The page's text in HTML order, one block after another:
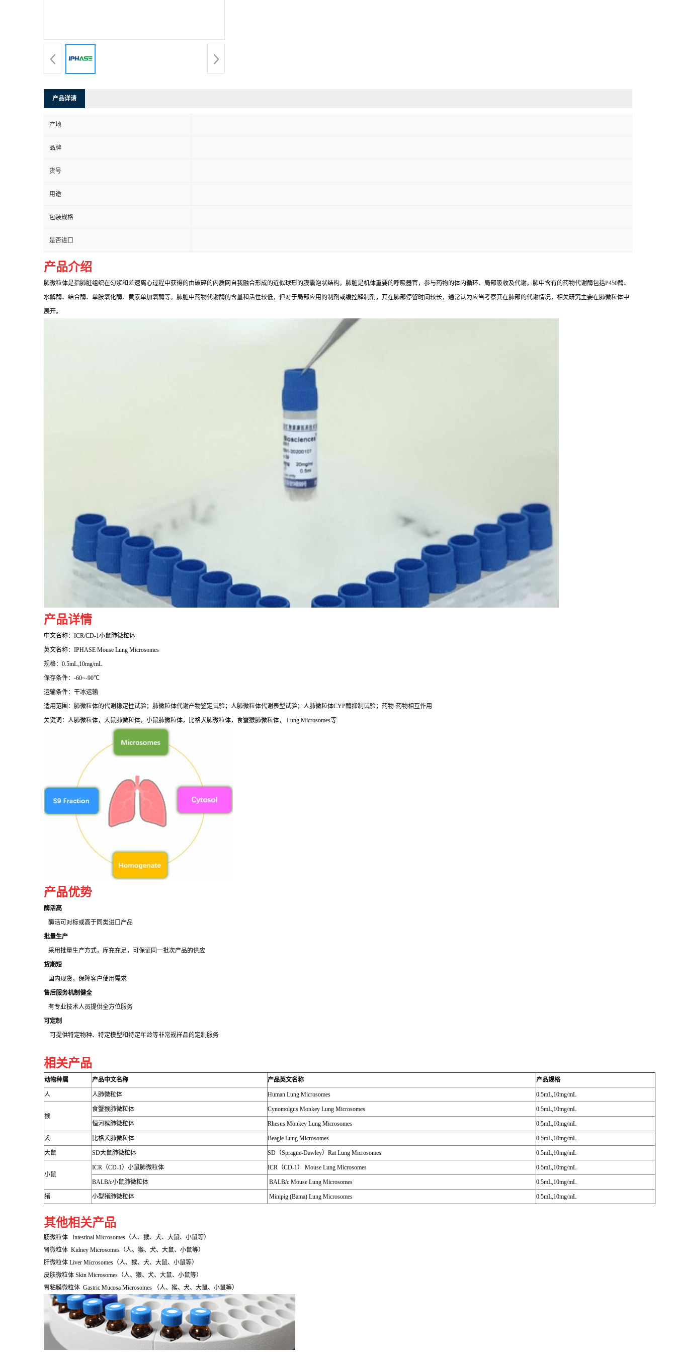
产品详请
产地
品牌
货号
用途
包装规格
是否进口
产品介绍
肺微粒体是指肺脏组织在匀浆和差速离心过程中获得的由破碎的内质网自我融合形成的近似球形的膜囊泡状结构。肺脏是机体重要的呼吸器官，参与药物的体内循环、局部吸收及代谢。肺中含有的药物代谢酶包括P450酶、
水解酶、结合酶、单胺氧化酶、黄素单加氧酶等。肺脏中药物代谢酶的含量和活性较低，但对于局部应用的制剂或缓控释制剂，其在肺部停留时间较长，通常认为应当考察其在肺部的代谢情况，相关研究主要在肺微粒体中
展开。
产品详情
中文名称：ICR/CD-1小鼠肺微粒体
英文名称：IPHASE Mouse Lung Microsomes
规格：0.5mL,10mg/mL
保存条件：-60~-90℃
运输条件：干冰运输
适用范围：肺微粒体的代谢稳定性试验；肺微粒体代谢产物鉴定试验；人肺微粒体代谢表型试验；人肺微粒体CYP酶抑制试验；药物-药物相互作用
关键词：人肺微粒体，大鼠肺微粒体，小鼠肺微粒体，比格犬肺微粒体，食蟹猴肺微粒体， Lung Microsomes等
产品优势
酶活高
酶活可对标或高于同类进口产品
批量生产
采用批量生产方式，库充充足，可保证同一批次产品的供应
货期短
国内现货，保障客户使用需求
售后服务机制健全
有专业技术人员提供全方位服务
可定制
可提供特定物种、特定模型和特定年龄等非常规样品的定制服务
相关产品
动物种属 产品中文名称 产品英文名称 产品规格
人 人肺微粒体 Human Lung Microsomes 0.5mL,10mg/mL
猴
食蟹猴肺微粒体 Cynomolgus Monkey Lung Microsomes 0.5mL,10mg/mL
恒河猴肺微粒体 Rhesus Monkey Lung Microsomes 0.5mL,10mg/mL
犬 比格犬肺微粒体 Beagle Lung Microsomes 0.5mL,10mg/mL
大鼠 SD大鼠肺微粒体 SD （Sprague-Dawley） Rat Lung Microsomes 0.5mL,10mg/mL
小鼠
ICR （CD-1）小鼠肺微粒体 ICR （CD-1） Mouse Lung Microsomes 0.5mL,10mg/mL
BALB/c小鼠肺微粒体 BALB/c Mouse Lung Microsomes 0.5mL,10mg/mL
猪 小型猪肺微粒体 Minipig (Bama) Lung Microsomes 0.5mL,10mg/mL
其他相关产品
肠微粒体 Intestinal Microsomes（人、猴、犬、大鼠、小鼠等）
肾微粒体 Kidney Microsomes（人、猴、犬、大鼠、小鼠等）
肝微粒体 Liver Microsomes（人、猴、犬、大鼠、小鼠等）
皮肤微粒体 Skin Microsomes（人、猴、犬、大鼠、小鼠等）
胃粘膜微粒体 Gastric Mucosa Microsomes （人、猴、犬、大鼠、小鼠等）